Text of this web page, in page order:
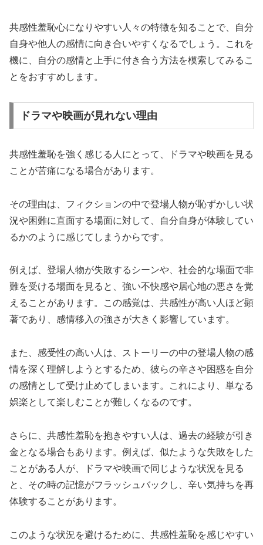
共感性羞恥心になりやすい人々の特徴を知ることで、自分
自身や他人の感情に向き合いやすくなるでしょう。これを
機に、自分の感情と上手に付き合う方法を模索してみるこ
とをおすすめします。
ドラマや映画が見れない理由
共感性羞恥を強く感じる人にとって、ドラマや映画を見る
ことが苦痛になる場合があります。
その理由は、フィクションの中で登場人物が恥ずかしい状
況や困難に直面する場面に対して、自分自身が体験してい
るかのように感じてしまうからです。
例えば、登場人物が失敗するシーンや、社会的な場面で非
難を受ける場面を見ると、強い不快感や居心地の悪さを覚
えることがあります。この感覚は、共感性が高い人ほど顕
著であり、感情移入の強さが大きく影響しています。
また、感受性の高い人は、ストーリーの中の登場人物の感
情を深く理解しようとするため、彼らの辛さや困惑を自分
の感情として受け止めてしまいます。これにより、単なる
娯楽として楽しむことが難しくなるのです。
さらに、共感性羞恥を抱きやすい人は、過去の経験が引き
金となる場合もあります。例えば、似たような失敗をした
ことがある人が、ドラマや映画で同じような状況を見る
と、その時の記憶がフラッシュバックし、辛い気持ちを再
体験することがあります。
このような状況を避けるために、共感性羞恥を感じやすい